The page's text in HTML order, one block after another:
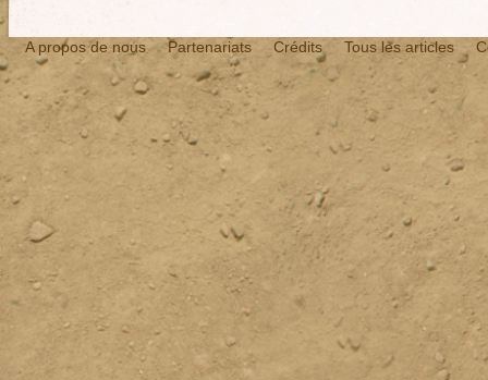
A propos de nous Partenariats Crédits Tous les articles